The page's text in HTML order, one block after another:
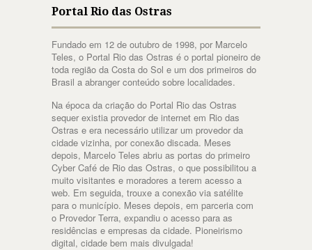
Portal Rio das Ostras
Fundado em 12 de outubro de 1998, por Marcelo
Teles, o Portal Rio das Ostras é o portal pioneiro de
toda região da Costa do Sol e um dos primeiros do
Brasil a abranger conteúdo sobre localidades.
Na época da criação do Portal Rio das Ostras
sequer existia provedor de internet em Rio das
Ostras e era necessário utilizar um provedor da
cidade vizinha, por conexão discada. Meses
depois, Marcelo Teles abriu as portas do primeiro
Cyber Café de Rio das Ostras, o que possibilitou a
muito visitantes e moradores a terem acesso a
web. Em seguida, trouxe a conexão via satélite
para o município. Meses depois, em parceria com
o Provedor Terra, expandiu o acesso para as
residências e empresas da cidade. Pioneirismo
digital, cidade bem mais divulgada!